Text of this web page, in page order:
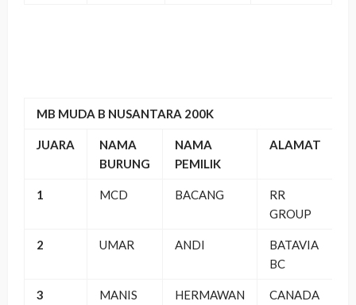
MB MUDA B NUSANTARA 200K
JUARA
NAMA
BURUNG
NAMA
PEMILIK
ALAMAT
1 MCD BACANG
RR
GROUP
2 UMAR ANDI
BATAVIA
BC
3 MANIS HERMAWAN
CANADA